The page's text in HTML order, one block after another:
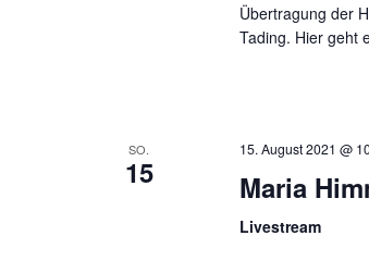
Übertragung der
Tading. Hier geht
SO.
15
15. August 2021 @
Maria
Livestream